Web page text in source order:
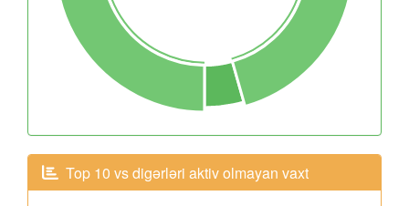
Top 10 vs digərləri aktiv olmayan vaxt